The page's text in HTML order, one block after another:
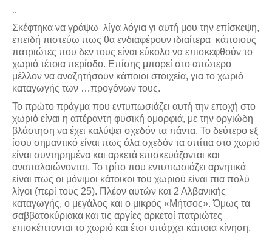
Σκέφτηκα να γράψω λίγα λόγια γι αυτή μου την επίσκεψη,
επειδή πιστεύω πως θα ενδιαφέρουν ιδιαίτερα κάποιους
πατριώτες που δεν τους είναι εύκολο να επισκεφθούν το
χωριό τέτοια περίοδο. Επίσης μπορεί στο απώτερο
μέλλον να αναζητήσουν κάποιοι στοιχεία, για το χωριό
καταγωγής των …προγόνων τους.
Το πρώτο πράγμα που εντυπωσιάζει αυτή την εποχή στο
χωριό είναι η απέραντη φυσική ομορφιά, με την οργιώδη
βλάστηση να έχει καλύψει σχεδόν τα πάντα. Το δεύτερο εξ
ίσου σημαντικό είναι πως όλα σχεδόν τα σπίτια στο χωριό
είναι συντηρημένα και αρκετά επισκευάζονται και
αναπαλαιώνονται. Το τρίτο που εντυπωσιάζει αρνητικά
είναι πως οι μόνιμοι κάτοικοι του χωριού είναι πια πολύ
λίγοι (περί τους 25). Πλέον αυτών και 2 Αλβανικής
καταγωγής, ο μεγάλος και ο μικρός «Μήτσος». Όμως τα
σαββατοκύριακα και τις αργίες αρκετοί πατριώτες
επισκέπτονται το χωριό και έτσι υπάρχει κάποια κίνηση.